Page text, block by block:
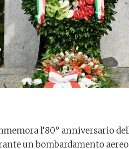
l’80° anniversario
un bombardamento